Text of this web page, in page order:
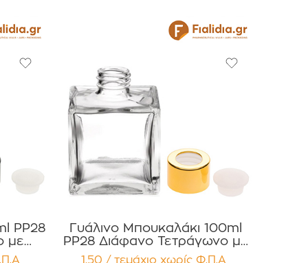
με
για
Γυάλινο Μπουκαλάκι 100ml
PP28 Διάφανο Τετράγωνο με
Χρυσό Πώμα Αλουμινίου για
1,50 / τεμάχιο χωρίς Φ.Π.Α